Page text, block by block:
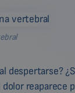
despertarse?
reaparece